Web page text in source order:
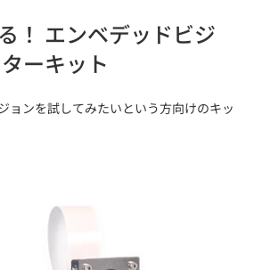
！ エンベデッドビジ
ーキット
ョンを試してみたいという方向けのキッ